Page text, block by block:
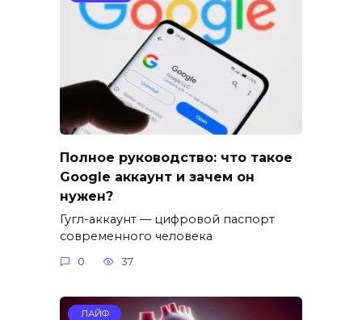
Полное руководство: что такое
Google аккаунт и зачем он
нужен?
Гугл-аккаунт — цифровой паспорт
современного человека
0 37
ЛАЙФ